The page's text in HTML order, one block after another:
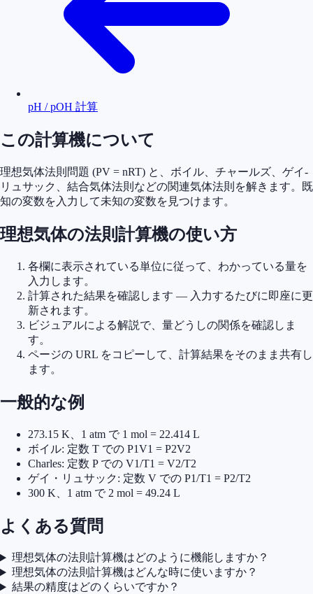
pH / pOH 計算
この計算機について
理想気体法則問題 (PV = nRT) と、ボイル、チャールズ、ゲイ-
リュサック、結合気体法則などの関連気体法則を解きます。既
知の変数を入力して未知の変数を見つけます。
理想気体の法則計算機の使い方
各欄に表示されている単位に従って、わかっている量を
入力します。
計算された結果を確認します — 入力するたびに即座に更
新されます。
ビジュアルによる解説で、量どうしの関係を確認しま
す。
ページの URL をコピーして、計算結果をそのまま共有し
ます。
一般的な例
273.15 K、1 atm で 1 mol = 22.414 L
ボイル: 定数 T での P1V1 = P2V2
Charles: 定数 P での V1/T1 = V2/T2
ゲイ・リュサック: 定数 V での P1/T1 = P2/T2
300 K、1 atm で 2 mol = 49.24 L
よくある質問
理想気体の法則計算機はどのように機能しますか？
理想気体の法則計算機はどんな時に使いますか？
結果の精度はどのくらいですか？